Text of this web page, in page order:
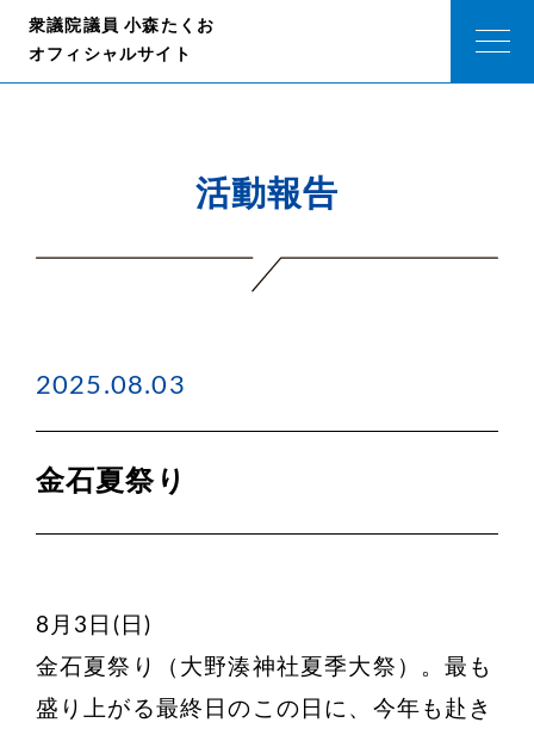
衆議院議員 小森たくお
オフィシャルサイト
活動報告
2025.08.03
金石夏祭り
8月3日(日)
金石夏祭り（大野湊神社夏季大祭）。最も
盛り上がる最終日のこの日に、今年も赴き